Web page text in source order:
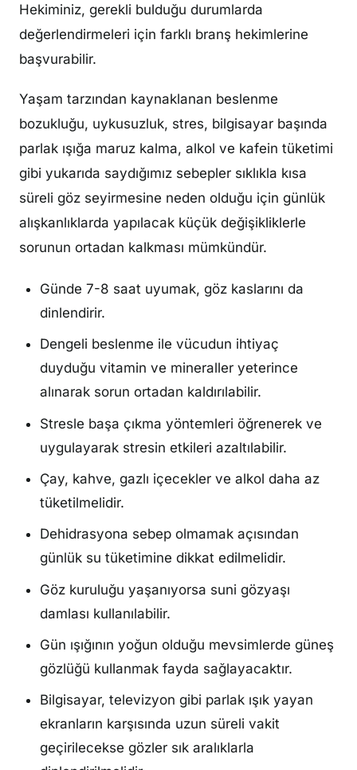
Hekiminiz, gerekli bulduğu durumlarda
değerlendirmeleri için farklı branş hekimlerine
başvurabilir.
Yaşam tarzından kaynaklanan beslenme
bozukluğu, uykusuzluk, stres, bilgisayar başında
parlak ışığa maruz kalma, alkol ve kafein tüketimi
gibi yukarıda saydığımız sebepler sıklıkla kısa
süreli göz seyirmesine neden olduğu için günlük
alışkanlıklarda yapılacak küçük değişikliklerle
sorunun ortadan kalkması mümkündür.
Günde 7-8 saat uyumak, göz kaslarını da
dinlendirir.
Dengeli beslenme ile vücudun ihtiyaç
duyduğu vitamin ve mineraller yeterince
alınarak sorun ortadan kaldırılabilir.
Stresle başa çıkma yöntemleri öğrenerek ve
uygulayarak stresin etkileri azaltılabilir.
Çay, kahve, gazlı içecekler ve alkol daha az
tüketilmelidir.
Dehidrasyona sebep olmamak açısından
günlük su tüketimine dikkat edilmelidir.
Göz kuruluğu yaşanıyorsa suni gözyaşı
damlası kullanılabilir.
Gün ışığının yoğun olduğu mevsimlerde güneş
gözlüğü kullanmak fayda sağlayacaktır.
Bilgisayar, televizyon gibi parlak ışık yayan
ekranların karşısında uzun süreli vakit
geçirilecekse gözler sık aralıklarla